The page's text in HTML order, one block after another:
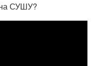
СУШУ?